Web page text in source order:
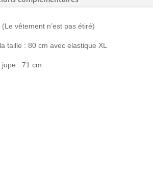
vêtement n’est pas étiré)
taille : 80 cm avec elastique XL
: 71 cm